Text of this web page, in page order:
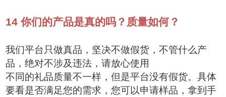
14你们的产品是真的吗？质量如何？
我们平台只做真品，坚决不做假货，不管什么产
品，绝对不涉及违法，请放心使用
不同的礼品质量不一样，但是平台没有假货。具体
要看是否满足您的需求，您可以申请样品，拿到手